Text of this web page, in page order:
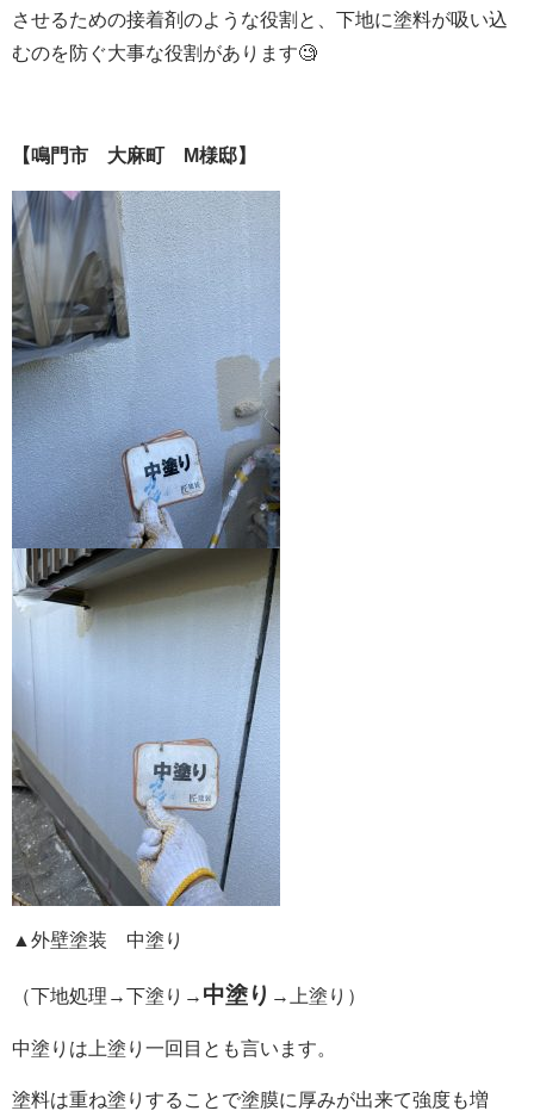
させるための接着剤のような役割と、下地に塗料が吸い込
むのを防ぐ大事な役割があります🧐
【鳴門市 大麻町 M様邸】
▲外壁塗装 中塗り
（下地処理→下塗り→ 中塗り →上塗り）
中塗りは上塗り一回目とも言います。
塗料は重ね塗りすることで塗膜に厚みが出来て強度も増